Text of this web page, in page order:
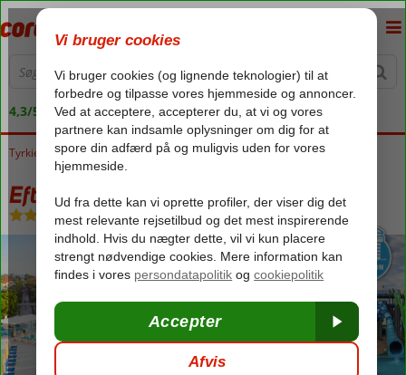
4,3/5 på Trustpilot
Forside
Tyrkiet Tyrkiets sydkyst Alanya Turkler Eftalia Village
Eftalia Village
All Inclusive-Hotel